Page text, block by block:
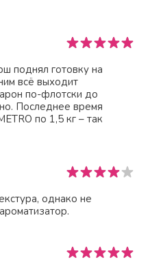
поднял готовку на
всё выходит
по-флотски до
Последнее время
по 1,5 кг – так
однако не